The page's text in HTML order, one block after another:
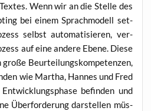
Wenn wir an die Stel­le des
bei einem Sprach­mo­dell set­
selbst auto­ma­ti­sie­ren, ver­
auf eine ande­re Ebe­ne. Die­se
Beur­tei­lungs­kom­pe­ten­zen,
wie Mar­tha, Han­nes und Fred
befin­den und
Über­for­de­rung dar­stel­len müs­